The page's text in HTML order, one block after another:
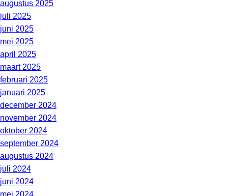
augustus 2025
juli 2025
juni 2025
mei 2025
april 2025
maart 2025
februari 2025
januari 2025
december 2024
november 2024
oktober 2024
september 2024
augustus 2024
juli 2024
juni 2024
mei 2024